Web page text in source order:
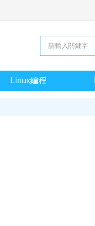
Linux編程